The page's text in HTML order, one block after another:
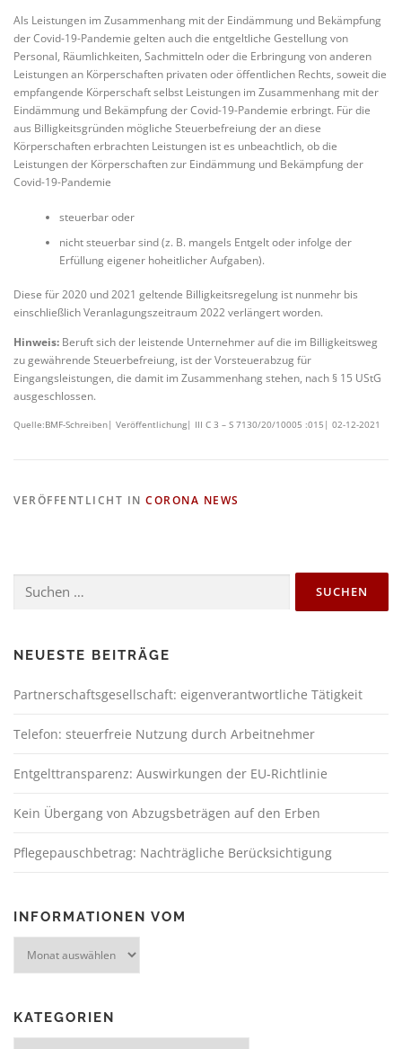
Als Leistungen im Zusammenhang mit der Eindämmung und Bekämpfung
der Covid-19-Pandemie gelten auch die entgeltliche Gestellung von
Personal, Räumlichkeiten, Sachmitteln oder die Erbringung von anderen
Leistungen an Körperschaften privaten oder öffentlichen Rechts, soweit die
empfangende Körperschaft selbst Leistungen im Zusammenhang mit der
Eindämmung und Bekämpfung der Covid-19-Pandemie erbringt. Für die
aus Billigkeitsgründen mögliche Steuerbefreiung der an diese
Körperschaften erbrachten Leistungen ist es unbeachtlich, ob die
Leistungen der Körperschaften zur Eindämmung und Bekämpfung der
Covid-19-Pandemie
steuerbar oder
nicht steuerbar sind (z. B. mangels Entgelt oder infolge der
Erfüllung eigener hoheitlicher Aufgaben).
Diese für 2020 und 2021 geltende Billigkeitsregelung ist nunmehr bis
einschließlich Veranlagungszeitraum 2022 verlängert worden.
Hinweis: Beruft sich der leistende Unternehmer auf die im Billigkeitsweg
zu gewährende Steuerbefreiung, ist der Vorsteuerabzug für
Eingangsleistungen, die damit im Zusammenhang stehen, nach § 15 UStG
ausgeschlossen.
Quelle:BMF-Schreiben| Veröffentlichung| III C 3 – S 7130/20/10005 :015| 02-12-2021
VERÖFFENTLICHT IN CORONA NEWS
NEUESTE BEITRÄGE
Partnerschaftsgesellschaft: eigenverantwortliche Tätigkeit
Telefon: steuerfreie Nutzung durch Arbeitnehmer
Entgelttransparenz: Auswirkungen der EU-Richtlinie
Kein Übergang von Abzugsbeträgen auf den Erben
Pflegepauschbetrag: Nachträgliche Berücksichtigung
INFORMATIONEN VOM
KATEGORIEN